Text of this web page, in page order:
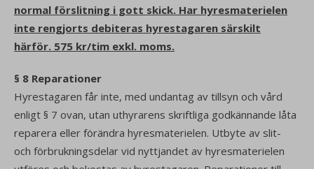
normal förslitning i gott skick. Har hyresmaterielen
inte rengjorts debiteras hyrestagaren särskilt
härför. 575 kr/tim exkl. moms.
§ 8 Reparationer
Hyrestagaren får inte, med undantag av tillsyn och vård
enligt § 7 ovan, utan uthyrarens skriftliga godkännande låta
reparera eller förändra hyresmaterielen. Utbyte av slit-
och förbrukningsdelar vid nyttjandet av hyresmaterielen